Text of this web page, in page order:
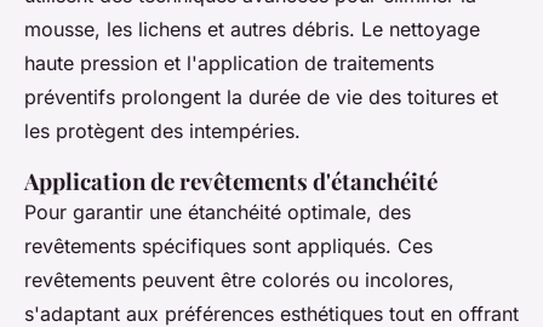
mousse, les lichens et autres débris. Le nettoyage
haute pression et l'application de traitements
préventifs prolongent la durée de vie des toitures et
les protègent des intempéries.
Application de revêtements d'étanchéité
Pour garantir une étanchéité optimale, des
revêtements spécifiques sont appliqués. Ces
revêtements peuvent être colorés ou incolores,
s'adaptant aux préférences esthétiques tout en offrant